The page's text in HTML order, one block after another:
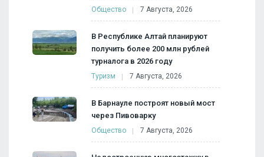
Общество 7 Августа, 2026
В Республике Алтай планируют
получить более 200 млн рублей
турналога в 2026 году
Туризм 7 Августа, 2026
В Барнауле построят новый мост
через Пивоварку
Общество 7 Августа, 2026